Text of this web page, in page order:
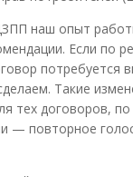
наш опыт
Если по
потребуется
Такие
тех договоров,
— повторное